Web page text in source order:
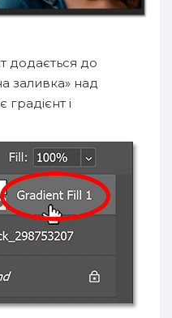
додається до
заливка» над
і